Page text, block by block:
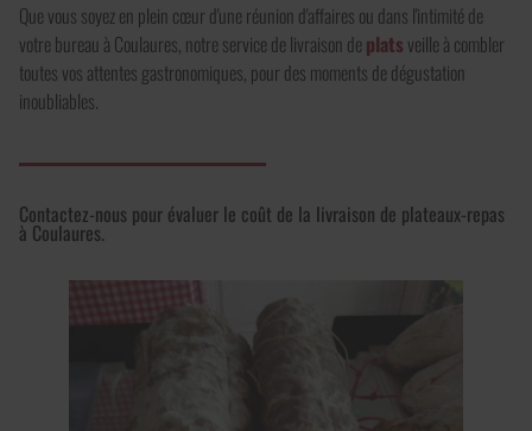
Que vous soyez en plein cœur d'une réunion d'affaires ou dans l'intimité de
votre bureau à Coulaures, notre service de livraison deplats veille à combler
toutes vos attentes gastronomiques, pour des moments de dégustation
inoubliables.
Contactez-nous pour évaluer le coût de la livraison de plateaux-repas
à Coulaures.